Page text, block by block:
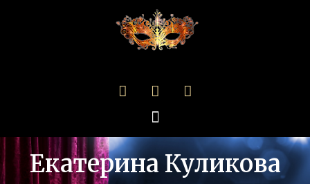
Екатерина Куликова